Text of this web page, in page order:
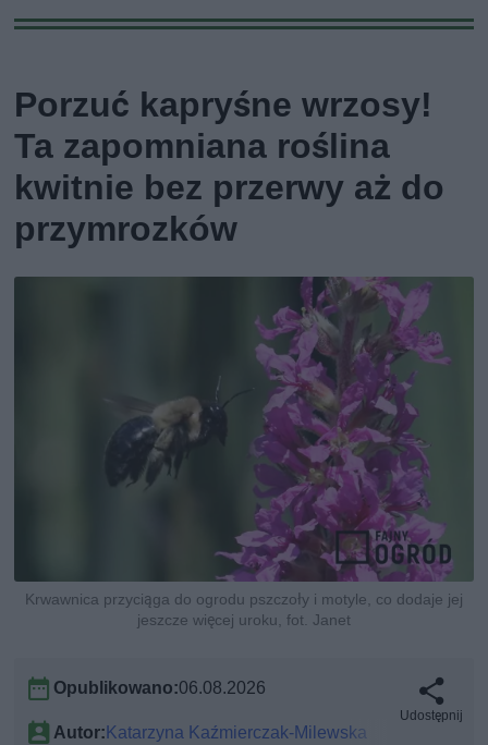
Porzuć kapryśne wrzosy!
Ta zapomniana roślina
kwitnie bez przerwy aż do
przymrozków
Krwawnica przyciąga do ogrodu pszczoły i motyle, co dodaje jej
jeszcze więcej uroku, fot. Janet
Opublikowano:06.08.2026
Autor: Katarzyna Kaźmierczak-Milewska
Udostępnij